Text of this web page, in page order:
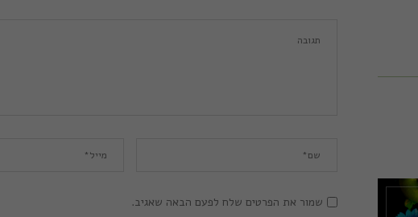
שמור את הפרטים שלח לפעם הבאה שאגיב.